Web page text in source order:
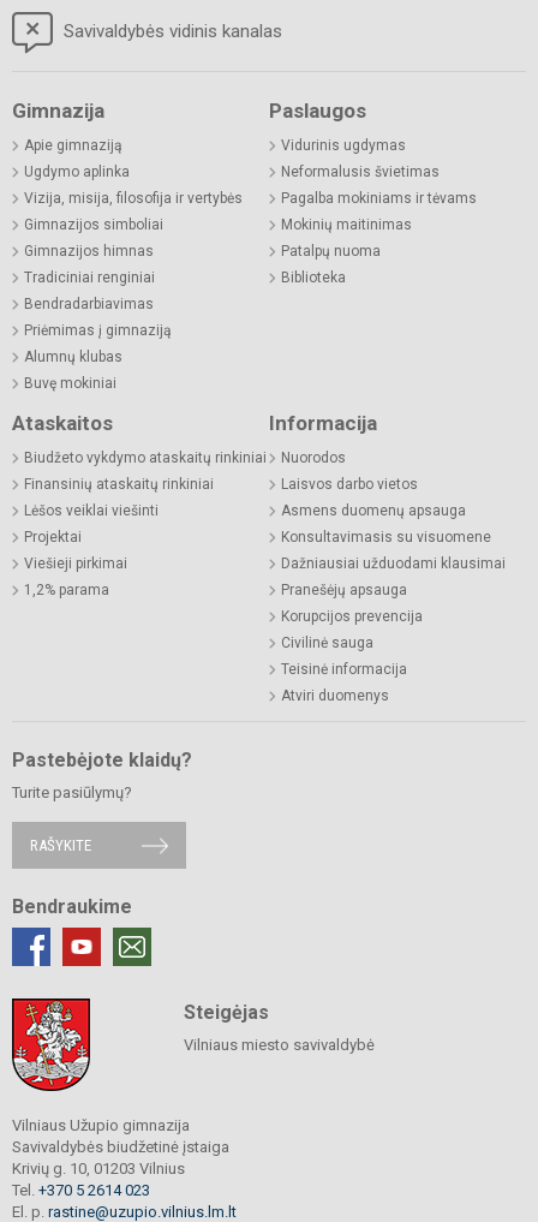
Savivaldybės vidinis kanalas
Gimnazija
Apie gimnaziją
Ugdymo aplinka
Vizija, misija, filosofija ir vertybės
Gimnazijos simboliai
Gimnazijos himnas
Tradiciniai renginiai
Bendradarbiavimas
Priėmimas į gimnaziją
Alumnų klubas
Buvę mokiniai
Paslaugos
Vidurinis ugdymas
Neformalusis švietimas
Pagalba mokiniams ir tėvams
Mokinių maitinimas
Patalpų nuoma
Biblioteka
Ataskaitos
Biudžeto vykdymo ataskaitų rinkiniai
Finansinių ataskaitų rinkiniai
Lėšos veiklai viešinti
Projektai
Viešieji pirkimai
1,2% parama
Informacija
Nuorodos
Laisvos darbo vietos
Asmens duomenų apsauga
Konsultavimasis su visuomene
Dažniausiai užduodami klausimai
Pranešėjų apsauga
Korupcijos prevencija
Civilinė sauga
Teisinė informacija
Atviri duomenys
Pastebėjote klaidų?
Turite pasiūlymų?
RAŠYKITE
Bendraukime
Steigėjas
Vilniaus miesto savivaldybė
Vilniaus Užupio gimnazija
Savivaldybės biudžetinė įstaiga
Krivių g. 10, 01203 Vilnius
Tel. +370 5 2614 023
El. p. rastine@uzupio.vilnius.lm.lt